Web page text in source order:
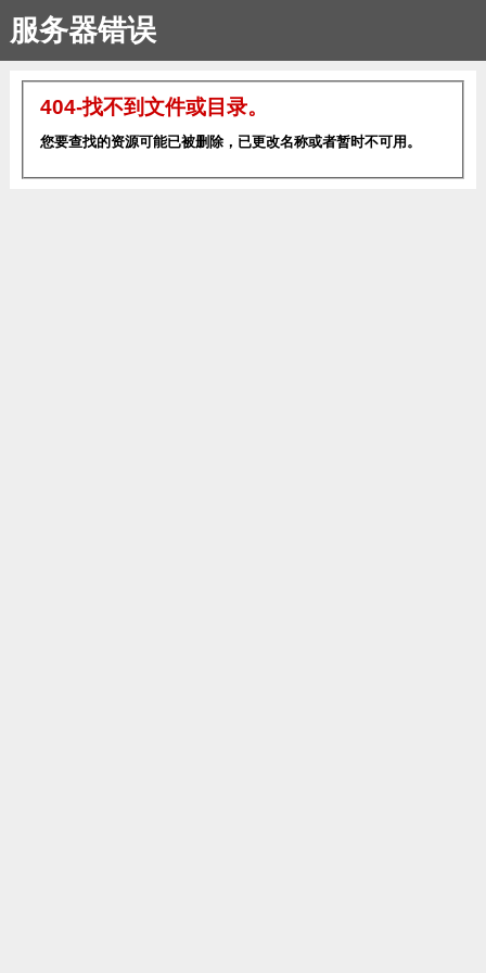
服务器错误
404-找不到文件或目录。
您要查找的资源可能已被删除，已更改名称或者暂时不可用。